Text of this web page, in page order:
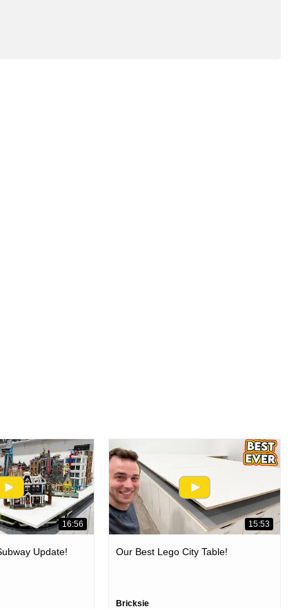
16:56
Update!
15:53
Our Best Lego City Table!
Bricksie